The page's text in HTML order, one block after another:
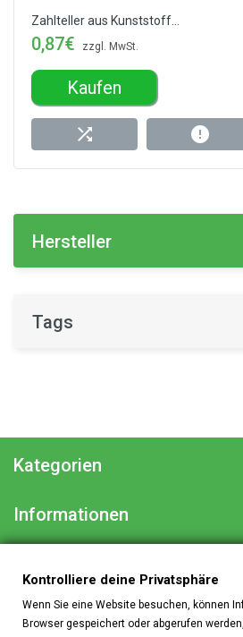
Zahlteller aus Kunststoff...
0,87€ zzgl. MwSt.
Kaufen
Hersteller
Tags
Kategorien
Informationen
Kontakt
Kontrolliere deine Privatsphäre
Kontrolliere deine Privatsphäre
Wenn Sie eine Website besuchen, können
Browser gespeichert oder abgerufen